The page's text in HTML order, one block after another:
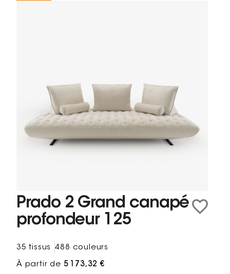
Prado 2 Grand canapé
profondeur 125
35 tissus 488 couleurs
À partir de 5 173,32 €